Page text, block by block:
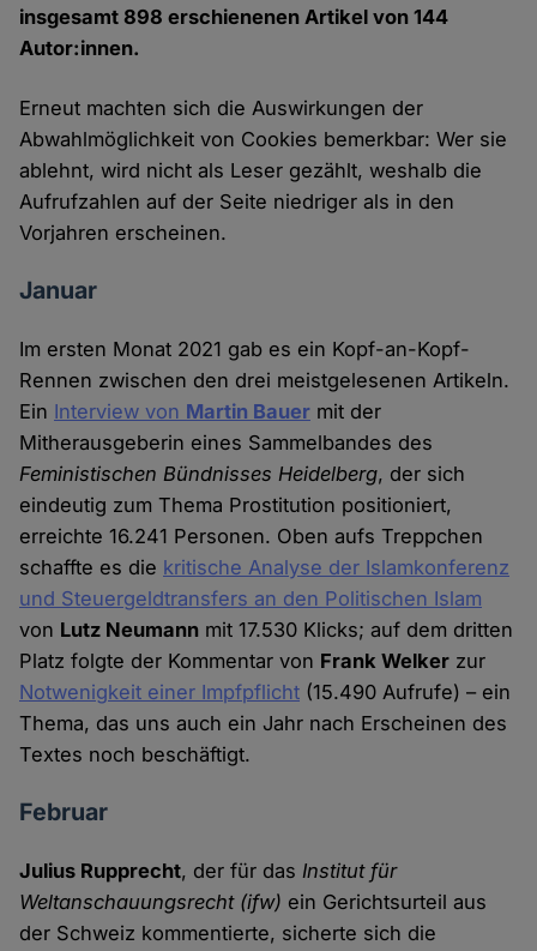
insgesamt 898 erschienenen Artikel von 144
Autor:innen.
Erneut machten sich die Auswirkungen der
Abwahlmöglichkeit von Cookies bemerkbar: Wer sie
ablehnt, wird nicht als Leser gezählt, weshalb die
Aufrufzahlen auf der Seite niedriger als in den
Vorjahren erscheinen.
Januar
Im ersten Monat 2021 gab es ein Kopf-an-Kopf-
Rennen zwischen den drei meistgelesenen Artikeln.
Ein Interview von Martin Bauer mit der
Mitherausgeberin eines Sammelbandes des
Feministischen Bündnisses Heidelberg, der sich
eindeutig zum Thema Prostitution positioniert,
erreichte 16.241 Personen. Oben aufs Treppchen
schaffte es die kritische Analyse der Islamkonferenz
und Steuergeldtransfers an den Politischen Islam
von Lutz Neumann mit 17.530 Klicks; auf dem dritten
Platz folgte der Kommentar von Frank Welker zur
Notwenigkeit einer Impfpflicht (15.490 Aufrufe) – ein
Thema, das uns auch ein Jahr nach Erscheinen des
Textes noch beschäftigt.
Februar
Julius Rupprecht, der für dasInstitut für
Weltanschauungsrecht (ifw) ein Gerichtsurteil aus
der Schweiz kommentierte, sicherte sich die